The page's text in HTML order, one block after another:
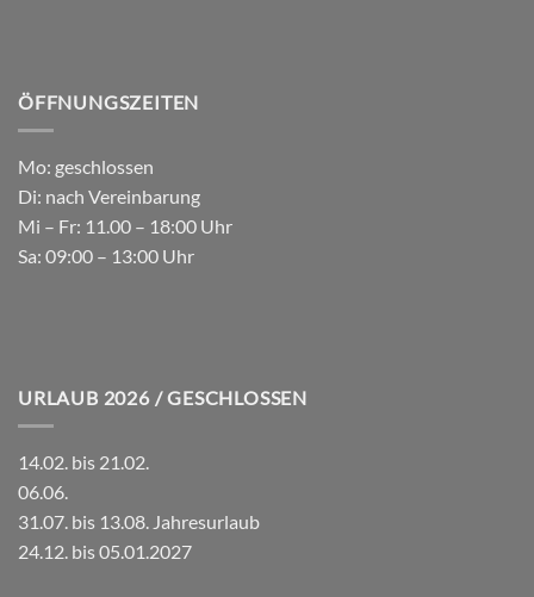
ÖFFNUNGSZEITEN
Mo: geschlossen
Di: nach Vereinbarung
Mi – Fr: 11.00 – 18:00 Uhr
Sa: 09:00 – 13:00 Uhr
URLAUB 2026 / GESCHLOSSEN
14.02. bis 21.02.
06.06.
31.07. bis 13.08. Jahresurlaub
24.12. bis 05.01.2027